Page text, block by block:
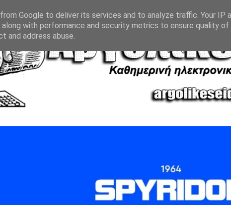
Google to deliver its services and to analyze traffic. Your IP
along with performance and security metrics to ensure quality of
and address abuse.